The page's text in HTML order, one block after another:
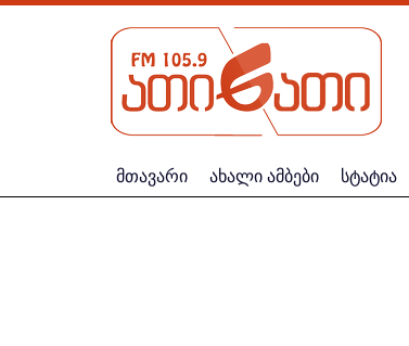
მთავარი ახალი ამბები სტატია